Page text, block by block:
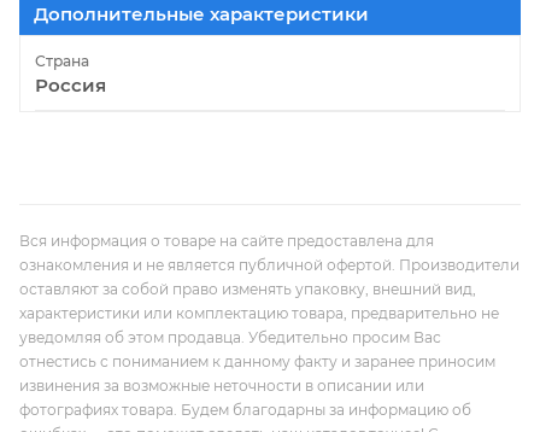
Дополнительные характеристики
Страна
Россия
Вся информация о товаре на сайте предоставлена для
ознакомления и не является публичной офертой. Производители
оставляют за собой право изменять упаковку, внешний вид,
характеристики или комплектацию товара, предварительно не
уведомляя об этом продавца. Убедительно просим Вас
отнестись с пониманием к данному факту и заранее приносим
извинения за возможные неточности в описании или
фотографиях товара. Будем благодарны за информацию об